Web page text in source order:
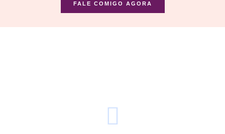
FALE COMIGO AGORA